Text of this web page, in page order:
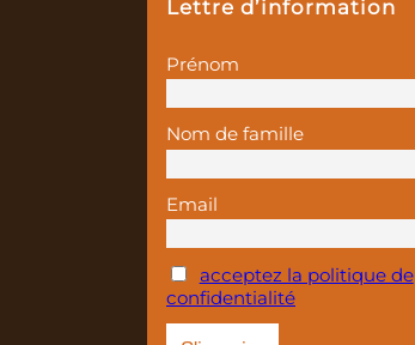
Lettre d’information
Prénom
Nom de famille
Email
acceptez la politique de
confidentialité